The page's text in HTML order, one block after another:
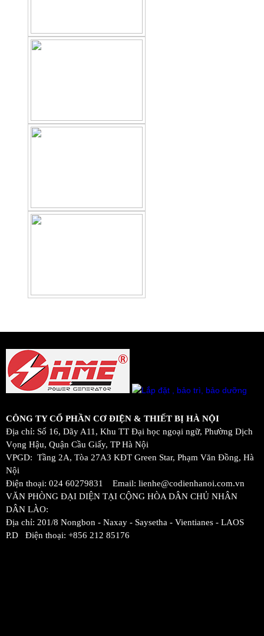
CÔNG TY CỔ PHẦN CƠ ĐIỆN & THIẾT BỊ HÀ NỘI
Địa chỉ: Số 16, Dãy A11, Khu TT Đại học ngoại ngữ, Phường Dịch
Vọng Hậu, Quận Cầu Giấy, TP Hà Nội
VPGD: Tầng 2A, Tòa 27A3 KĐT Green Star, Phạm Văn Đồng, Hà
Nội
Điện thoại: 024 60279831 Email: lienhe@codienhanoi.com.vn
VĂN PHÒNG ĐẠI DIỆN TẠI CỘNG HÒA DÂN CHỦ NHÂN
DÂN LÀO:
Địa chỉ: 201/8 Nongbon - Naxay - Saysetha - Vientianes - LAOS
P.D Điện thoại: +856 212 85176